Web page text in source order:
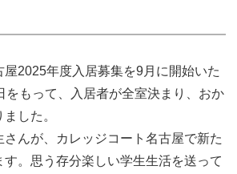
屋2025年度入居募集を9月に開始いた
をもって、入居者が全室決まり、おか
した。
さんが、カレッジコート名古屋で新た
。思う存分楽しい学生生活を送って